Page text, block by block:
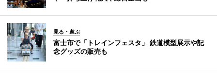
見る・遊ぶ
富士市で「トレインフェスタ」 鉄道模型展示や記
念グッズの販売も